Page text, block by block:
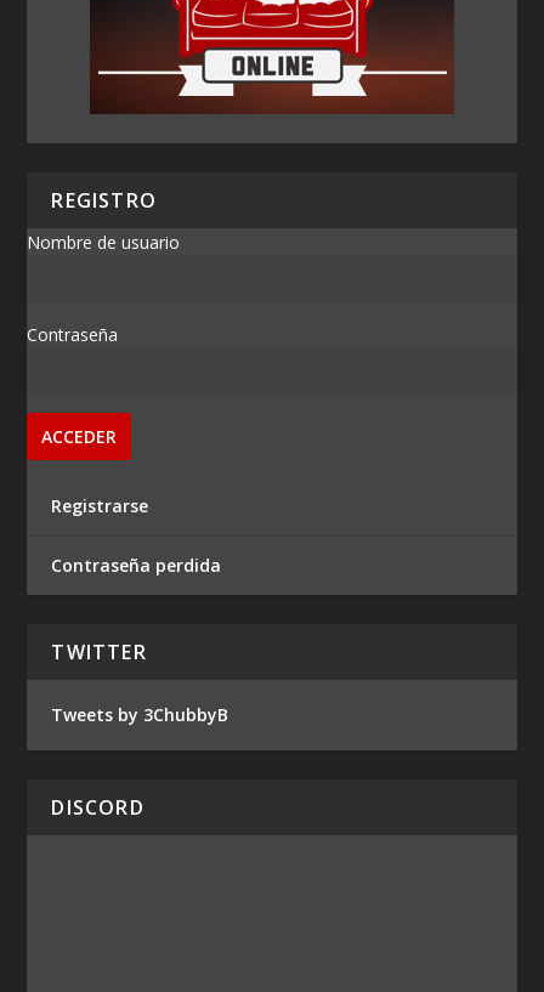
REGISTRO
Nombre de usuario
Contraseña
Registrarse
Contraseña perdida
TWITTER
Tweets by 3ChubbyB
DISCORD